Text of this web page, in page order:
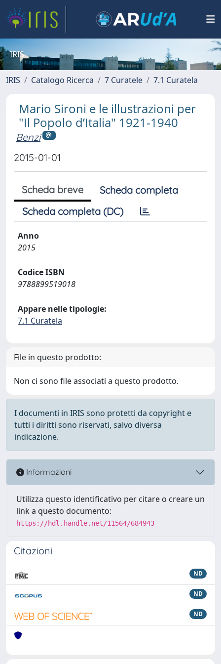
IRIS
IRIS Catalogo Ricerca 7 Curatele 7.1 Curatela
Mario Sironi e le illustrazioni per
"Il Popolo d’Italia" 1921-1940
Benzi
2015-01-01
Scheda breve
Scheda completa
Scheda completa (DC)
Anno
2015
Codice ISBN
9788899519018
Appare nelle tipologie:
7.1 Curatela
File in questo prodotto:
Non ci sono file associati a questo prodotto.
I documenti in IRIS sono protetti da copyright e
tutti i diritti sono riservati, salvo diversa
indicazione.
Informazioni
Utilizza questo identificativo per citare o creare un
link a questo documento:
https://hdl.handle.net/11564/684943
Citazioni
ND
ND
ND